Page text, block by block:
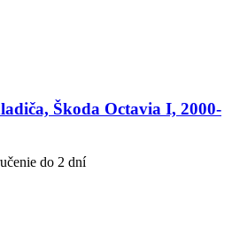
Škoda Octavia I, 2000-
do 2 dní